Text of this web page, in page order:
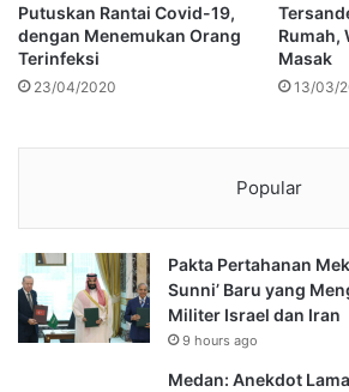
Putuskan Rantai Covid-19,
dengan Menemukan Orang
Terinfeksi
23/04/2020
Rumah,
Masak
13/03/
Popular
Pakta Pertahanan
Sunni’ Baru yang
Militer Israel dan Iran
9 hours ago
Medan: Anekdot